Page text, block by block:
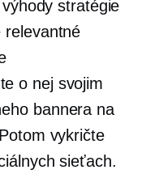
stratégie
relevantné
o nej svojim
bannera na
vykričte
sieťach.